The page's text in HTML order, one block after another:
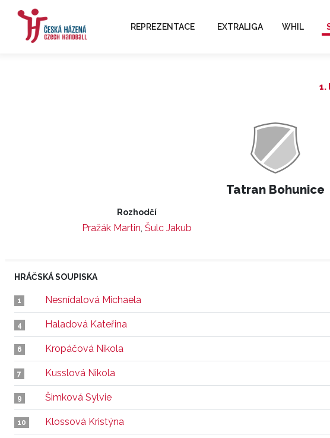
REPREZENTACE EXTRALIGA WHIL
1.
Tatran Bohunice
Rozhodčí
Pražák Martin, Šulc Jakub
HRÁČSKÁ SOUPISKA
1 Nesnídalová Michaela
4 Haladová Kateřina
6 Kropáčová Nikola
7 Kusslová Nikola
9 Šimková Sylvie
10 Klossová Kristýna